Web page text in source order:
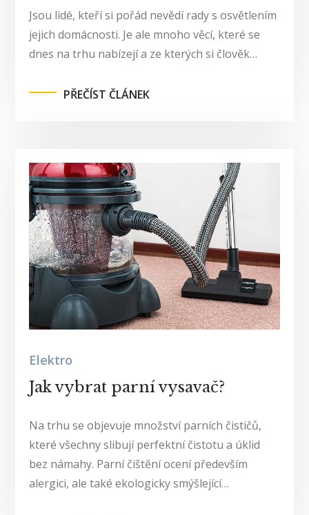
Jsou lidé, kteří si pořád nevědí rady s osvětlením
jejich domácnosti. Je ale mnoho věcí, které se
dnes na trhu nabízejí a ze kterých si člověk…
PŘEČÍST ČLÁNEK
Elektro
Jak vybrat parní vysavač?
Na trhu se objevuje množství parních čističů,
které všechny slibují perfektní čistotu a úklid
bez námahy. Parní čištění ocení především
alergici, ale také ekologicky smýšlející…